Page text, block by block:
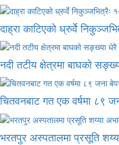
दाह्रा काटिएको ध्रुर्वे
नदी तटीय क्षेत्रमा बाघको
चितवनबाट गत एक वर्षमा ८९
भरतपुर अस्पतालमा प्रसूति